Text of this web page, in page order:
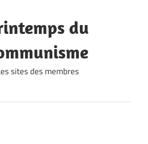
du
sites des membres